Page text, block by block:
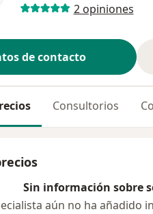
2 opiniones
de contacto
Consultorios
Sin información sobre
aún no ha añadido